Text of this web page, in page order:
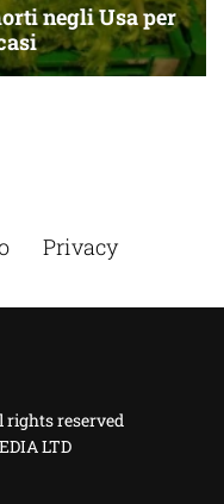
Privacy
rights reserved
LTD